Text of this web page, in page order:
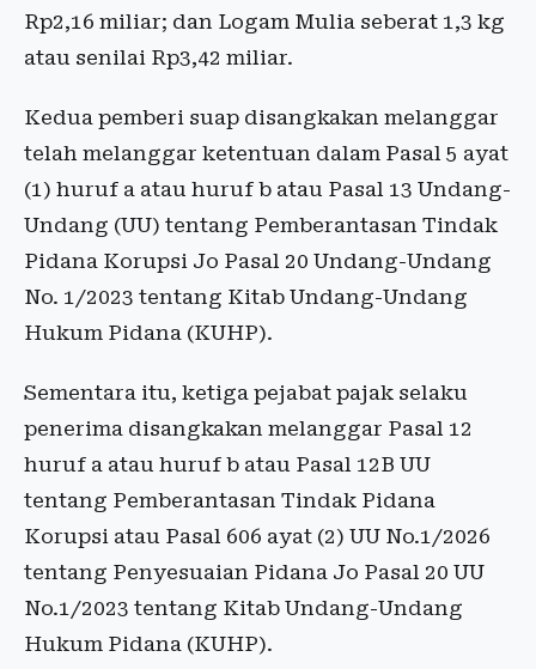
Rp2,16 miliar; dan Logam Mulia seberat 1,3 kg
atau senilai Rp3,42 miliar.
Kedua pemberi suap disangkakan melanggar
telah melanggar ketentuan dalam Pasal 5 ayat
(1) huruf a atau huruf b atau Pasal 13 Undang-
Undang (UU) tentang Pemberantasan Tindak
Pidana Korupsi Jo Pasal 20 Undang-Undang
No. 1/2023 tentang Kitab Undang-Undang
Hukum Pidana (KUHP).
Sementara itu, ketiga pejabat pajak selaku
penerima disangkakan melanggar Pasal 12
huruf a atau huruf b atau Pasal 12B UU
tentang Pemberantasan Tindak Pidana
Korupsi atau Pasal 606 ayat (2) UU No.1/2026
tentang Penyesuaian Pidana Jo Pasal 20 UU
No.1/2023 tentang Kitab Undang-Undang
Hukum Pidana (KUHP).